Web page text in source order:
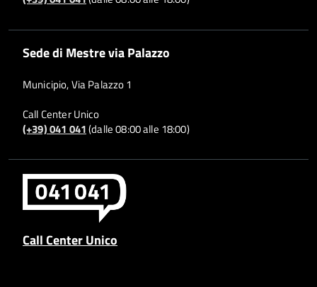
Sede di Mestre via Palazzo
Municipio, Via Palazzo 1
Call Center Unico
(+39) 041 041(dalle 08:00 alle 18:00)
Call Center Unico